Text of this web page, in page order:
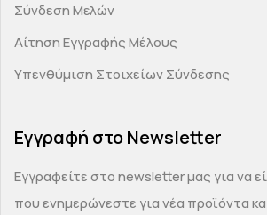
Σύνδεση Μελών
Αίτηση Εγγραφής Μέλους
Υπενθύμιση Στοιχείων Σύνδεσης
Εγγραφή στο Newsletter
Εγγραφείτε στο newsletter μας για να
που ενημερώνεστε για νέα προϊόντα